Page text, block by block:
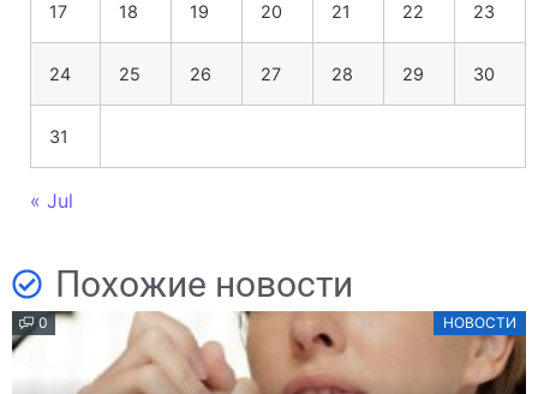
17 18 19 20 21 22 23
24 25 26 27 28 29 30
31
« Jul
Похожие новости
0 НОВОСТИ